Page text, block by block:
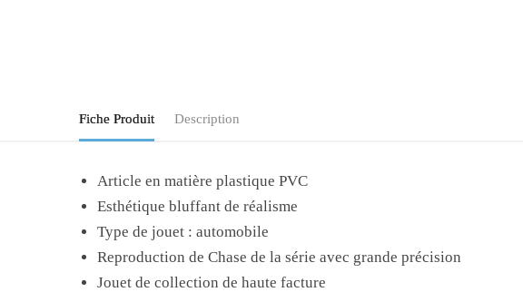
Fiche Produit Description
Article en matière plastique PVC
Esthétique bluffant de réalisme
Type de jouet : automobile
Reproduction de Chase de la série avec grande précision
Jouet de collection de haute facture